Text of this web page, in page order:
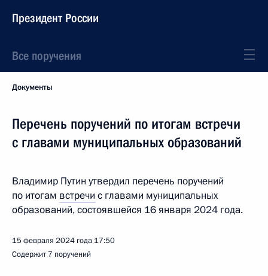
Президент России
Все поручения
Документы
Перечень поручений по итогам встречи
с главами муниципальных образований
Владимир Путин утвердил перечень поручений
по итогам встречи с главами муниципальных
образований, состоявшейся 16 января 2024 года.
15 февраля 2024 года 17:50
Содержит 7 поручений